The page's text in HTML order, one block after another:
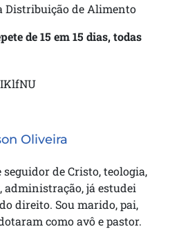
Distribuição de Alimento
de 15 em 15 dias, todas
Oliveira
seguidor de Cristo, teologia,
já estudei
direito. Sou marido, pai,
como avô e pastor.